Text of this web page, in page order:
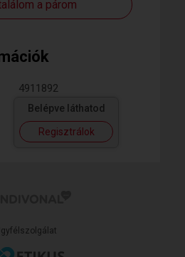
a párom
4911892
Belépve láthatod
Regisztrálok